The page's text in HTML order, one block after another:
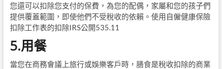
您還可以扣除您支付的保費，為您的配偶，家屬和您的孩子們
提供覆蓋範圍，即使他們不受稅收的依賴。使用自僱健康保險
扣除工作表的扣除IRS公開535.11
5.用餐
當您在商務會議上旅行或娛樂客戶時，膳食是稅收扣除的商業